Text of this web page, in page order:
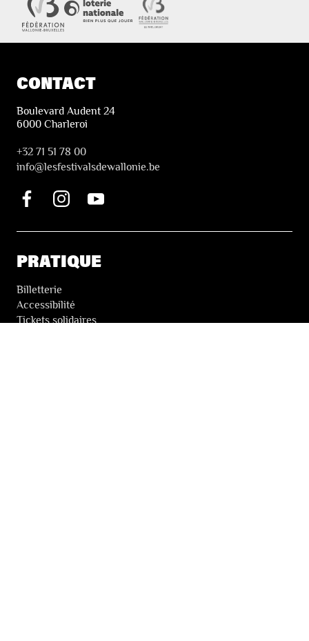
CONTACT
Boulevard Audent 24
6000 Charleroi
+32 71 51 78 00
info@lesfestivalsdewallonie.be
PRATIQUE
Billetterie
Accessibilité
Tickets solidaires